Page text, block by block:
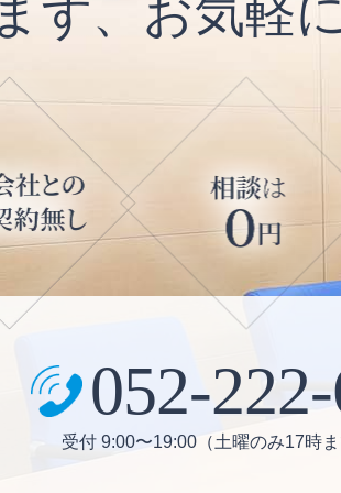
ず、お気軽
052-
受付 9:00〜19:00（土曜のみ17時ま